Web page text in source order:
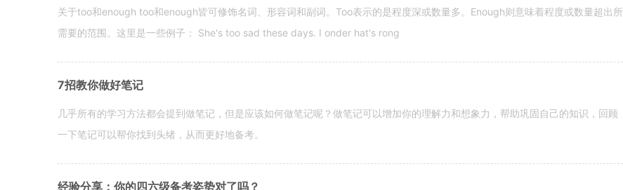
关于too和enough too和enough皆可修饰名词、形容词和副词。Too表示的是程度深或数量多。Enough则意味着程度或数量超出所
需要的范围。这里是一些例子： She's too sad these days. I onder hat's rong
7招教你做好笔记
几乎所有的学习方法都会提到做笔记，但是应该如何做笔记呢？做笔记可以增加你的理解力和想象力，帮助巩固自己的知识，回顾
一下笔记可以帮你找到头绪，从而更好地备考。
经验分享：你的四六级备考姿势对了吗？